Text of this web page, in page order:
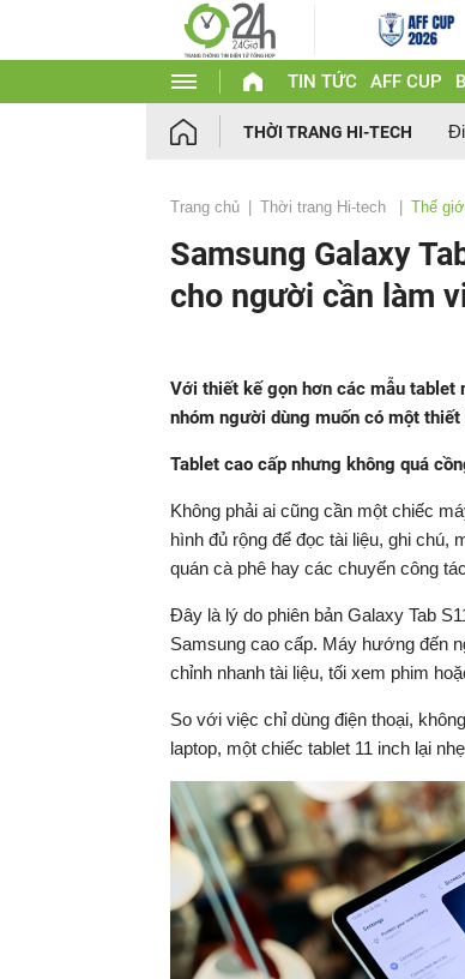
TIN TỨC AFF CUP
THỜI TRANG HI-TECH
Trang chủ Thời trang Hi-tech Thế
Samsung Galaxy
cho người cần làm
Với thiết kế gọn hơn các mẫu tablet
nhóm người dùng muốn có một
Tablet cao cấp nhưng không quá
Không phải ai cũng cần một chiếc
hình đủ rộng để đọc tài liệu, ghi
quán cà phê hay các chuyến công
Đây là lý do phiên bản Galaxy Tab
Samsung cao cấp. Máy hướng đến
chỉnh nhanh tài liệu, tối xem phim
So với việc chỉ dùng điện thoại,
laptop, một chiếc tablet 11 inch lại